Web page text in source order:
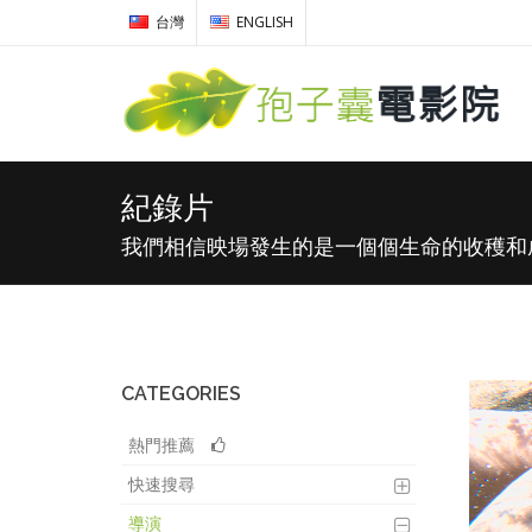
台灣 ENGLISH
紀錄片
我們相信映場發生的是一個個生命的收穫
CATEGORIES
熱門推薦
快速搜尋
導演